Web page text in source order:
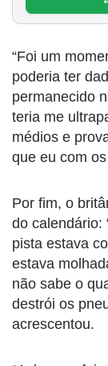
“Foi um
poderia ter
permanecido
teria me
médios e
que eu com
Por fim, o
do calendário:
pista estava
estava
não sabe o
destrói os
acrescentou.